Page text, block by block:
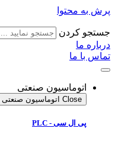
پرش به محتوا
جستجو کردن
درباره ما
تماس با ما
اتوماسیون صنعتی
Close اتوماسیون صنعتی
پی ال سی - PLC